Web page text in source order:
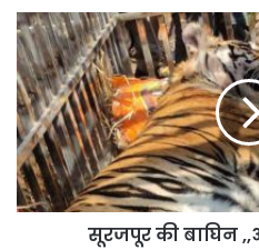
सा
नशा
करता
है
।
सूरजपूर
की
बाघिन
,,आदमखोर
क्यों
हुई
?
सूरजपूर की बाघिन